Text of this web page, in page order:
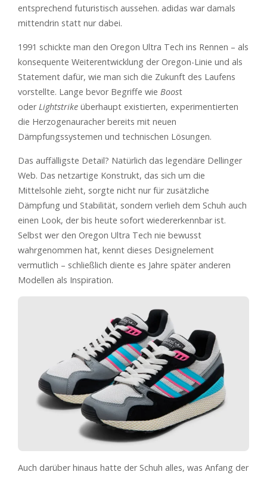
entsprechend futuristisch aussehen. adidas war damals
mittendrin statt nur dabei.
1991 schickte man den Oregon Ultra Tech ins Rennen – als
konsequente Weiterentwicklung der Oregon-Linie und als
Statement dafür, wie man sich die Zukunft des Laufens
vorstellte. Lange bevor Begriffe wie Boost
oderLightstrike überhaupt existierten, experimentierten
die Herzogenauracher bereits mit neuen
Dämpfungssystemen und technischen Lösungen.
Das auffälligste Detail? Natürlich das legendäre Dellinger
Web. Das netzartige Konstrukt, das sich um die
Mittelsohle zieht, sorgte nicht nur für zusätzliche
Dämpfung und Stabilität, sondern verlieh dem Schuh auch
einen Look, der bis heute sofort wiedererkennbar ist.
Selbst wer den Oregon Ultra Tech nie bewusst
wahrgenommen hat, kennt dieses Designelement
vermutlich – schließlich diente es Jahre später anderen
Modellen als Inspiration.
Auch darüber hinaus hatte der Schuh alles, was Anfang der